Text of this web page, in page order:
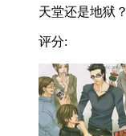
天堂还是地狱
评分: